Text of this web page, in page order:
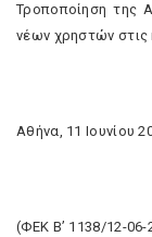
Τροποποίηση της
νέων χρηστών στις
Αθήνα, 11 Ιουνίου
(ΦΕΚ Β’ 1138/12-06-